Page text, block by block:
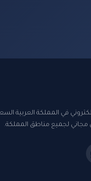
في المملكة العربية
مجاني لجميع مناطق المملكة.